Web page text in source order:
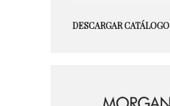
DESCARGAR CATÁLOGO